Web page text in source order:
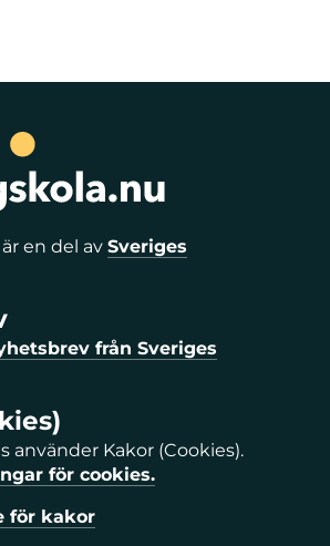
en del av Sveriges
från Sveriges
använder Kakor (Cookies).
för cookies.
för kakor